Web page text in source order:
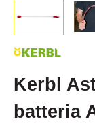
Kerbl
batteria